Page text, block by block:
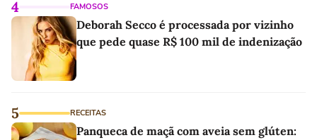
4 FAMOSOS
Deborah Secco é processada por vizinho
que pede quase R$ 100 mil de indenização
5 RECEITAS
Panqueca de maçã com aveia sem glúten: